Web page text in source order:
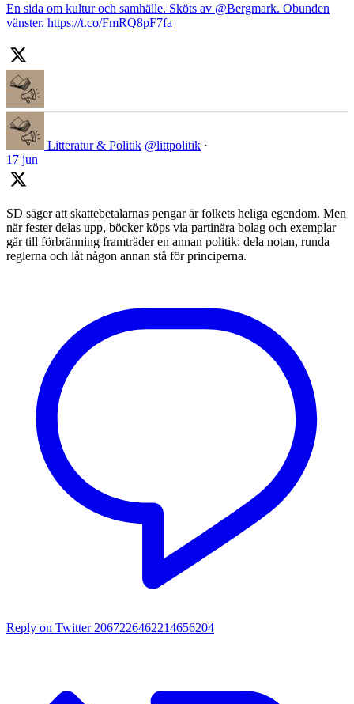
En sida om kultur och samhälle. Sköts av @Bergmark. Obunden
vänster. https://t.co/FmRQ8pF7fa
Litteratur & Politik @littpolitik ·
17 jun
SD säger att skattebetalarnas pengar är folkets heliga egendom. Men
när fester delas upp, böcker köps via partinära bolag och exemplar
går till förbränning framträder en annan politik: dela notan, runda
reglerna och låt någon annan stå för principerna.
Reply on Twitter 2067226462214656204